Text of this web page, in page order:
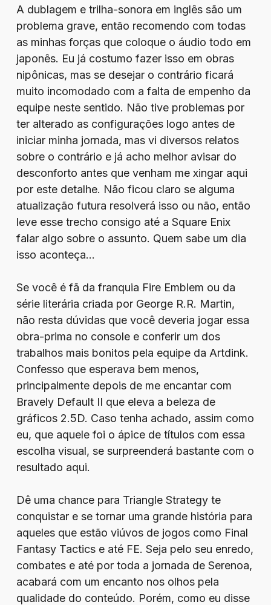
A dublagem e trilha-sonora em inglês são um
problema grave, então recomendo com todas
as minhas forças que coloque o áudio todo em
japonês. Eu já costumo fazer isso em obras
nipônicas, mas se desejar o contrário ficará
muito incomodado com a falta de empenho da
equipe neste sentido. Não tive problemas por
ter alterado as configurações logo antes de
iniciar minha jornada, mas vi diversos relatos
sobre o contrário e já acho melhor avisar do
desconforto antes que venham me xingar aqui
por este detalhe. Não ficou claro se alguma
atualização futura resolverá isso ou não, então
leve esse trecho consigo até a Square Enix
falar algo sobre o assunto. Quem sabe um dia
isso aconteça…
Se você é fã da franquia Fire Emblem ou da
série literária criada por George R.R. Martin,
não resta dúvidas que você deveria jogar essa
obra-prima no console e conferir um dos
trabalhos mais bonitos pela equipe da Artdink.
Confesso que esperava bem menos,
principalmente depois de me encantar com
Bravely Default II que eleva a beleza de
gráficos 2.5D. Caso tenha achado, assim como
eu, que aquele foi o ápice de títulos com essa
escolha visual, se surpreenderá bastante com o
resultado aqui.
Dê uma chance para Triangle Strategy te
conquistar e se tornar uma grande história para
aqueles que estão viúvos de jogos como Final
Fantasy Tactics e até FE. Seja pelo seu enredo,
combates e até por toda a jornada de Serenoa,
acabará com um encanto nos olhos pela
qualidade do conteúdo. Porém, como eu disse